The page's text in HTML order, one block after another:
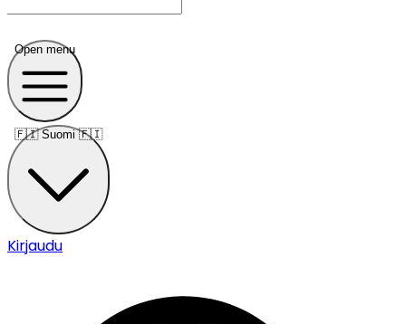
Open menu
🇫🇮 Suomi 🇫🇮
Kirjaudu